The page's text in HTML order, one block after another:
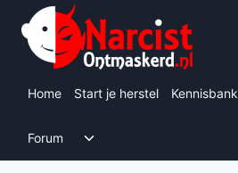
Doorgaan
naar
inhoud
Home Start je herstel Kennisbank
Forum Toggle submenu